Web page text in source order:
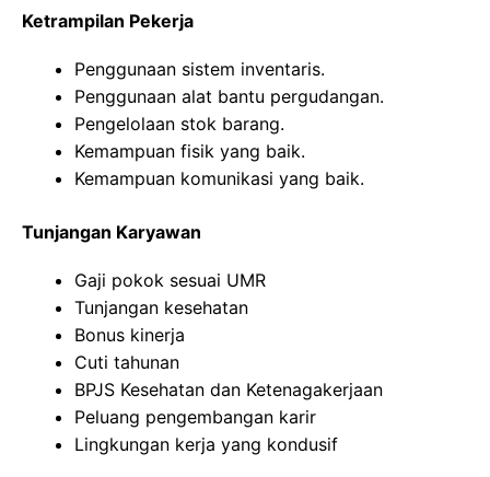
Ketrampilan Pekerja
Penggunaan sistem inventaris.
Penggunaan alat bantu pergudangan.
Pengelolaan stok barang.
Kemampuan fisik yang baik.
Kemampuan komunikasi yang baik.
Tunjangan Karyawan
Gaji pokok sesuai UMR
Tunjangan kesehatan
Bonus kinerja
Cuti tahunan
BPJS Kesehatan dan Ketenagakerjaan
Peluang pengembangan karir
Lingkungan kerja yang kondusif